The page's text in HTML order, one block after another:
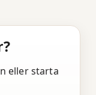
eller starta